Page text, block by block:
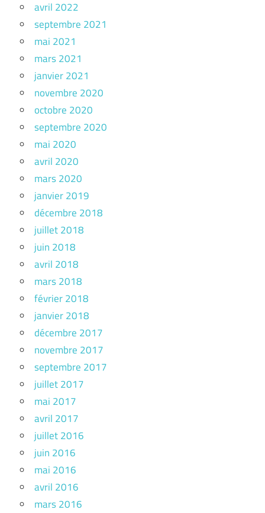
avril 2022
septembre 2021
mai 2021
mars 2021
janvier 2021
novembre 2020
octobre 2020
septembre 2020
mai 2020
avril 2020
mars 2020
janvier 2019
décembre 2018
juillet 2018
juin 2018
avril 2018
mars 2018
février 2018
janvier 2018
décembre 2017
novembre 2017
septembre 2017
juillet 2017
mai 2017
avril 2017
juillet 2016
juin 2016
mai 2016
avril 2016
mars 2016